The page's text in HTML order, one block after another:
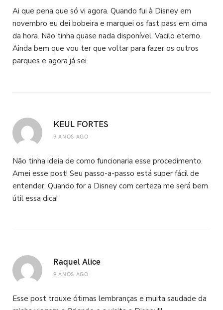
Ai que pena que só vi agora. Quando fui à Disney em
novembro eu dei bobeira e marquei os fast pass em cima
da hora. Não tinha quase nada disponível. Vacilo eterno.
Ainda bem que vou ter que voltar para fazer os outros
parques e agora já sei.
KEUL FORTES
9 ANOS AGO
Não tinha ideia de como funcionaria esse procedimento.
Amei esse post! Seu passo-a-passo está super fácil de
entender. Quando for a Disney com certeza me será bem
útil essa dica!
Raquel Alice
9 ANOS AGO
Esse post trouxe ótimas lembranças e muita saudade da